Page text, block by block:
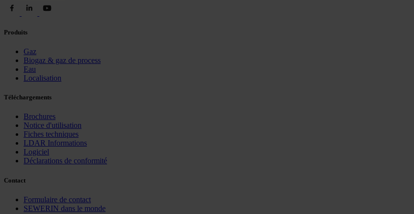
Produits
Gaz
Biogaz & gaz de process
Eau
Localisation
Téléchargements
Brochures
Notice d'utilisation
Fiches techniques
LDAR Informations
Logiciel
Déclarations de conformité
Contact
Formulaire de contact
SEWERIN dans le monde